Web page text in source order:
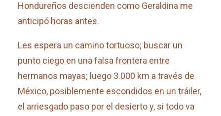
Hondureños descienden como Geraldina me
anticipó horas antes.
Les espera un camino tortuoso; buscar un
punto ciego en una falsa frontera entre
hermanos mayas; luego 3.000 km a través de
México, posiblemente escondidos en un tráiler,
el arriesgado paso por el desierto y, si todo va